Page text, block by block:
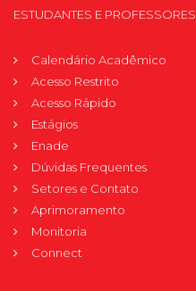
ESTUDANTES E PROFESSORES
Calendário Acadêmico
Acesso Restrito
Acesso Rápido
Estágios
Enade
Dúvidas Frequentes
Setores e Contato
Aprimoramento
Monitoria
Connect